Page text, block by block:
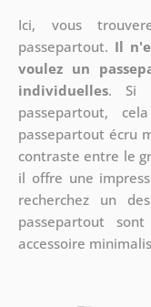
Ici, vous
passepartout. Il
voulez un
individuelles. Si
passepartout,
passepartout écru
contraste entre le
il offre une
recherchez un
passepartout
accessoire